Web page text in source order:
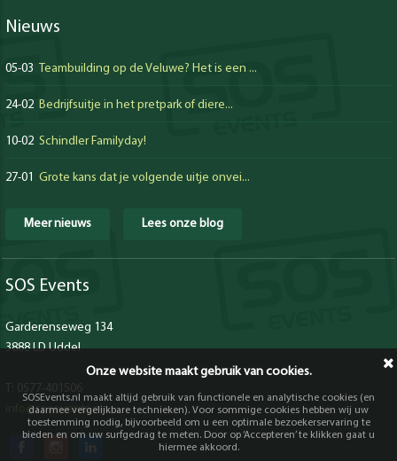
Nieuws
05-03 Teambuilding op de Veluwe? Het is een ...
24-02 Bedrijfsuitje in het pretpark of diere...
10-02 Schindler Familyday!
27-01 Grote kans dat je volgende uitje onvei...
Meer nieuws Lees onze blog
SOS Events
Garderenseweg 134
3888 LD Uddel
info@sosevents.nl
Onze website maakt gebruik van cookies.
SOSEvents.nl maakt altijd gebruik van functionele en analytische cookies (en
daarmee vergelijkbare technieken). Voor sommige cookies hebben wij uw
toestemming nodig, bijvoorbeeld om u een optimale bezoekerservaring te
bieden en om uw surfgedrag te meten. Door op ‘Accepteren’ te klikken gaat u
hiermee akkoord.